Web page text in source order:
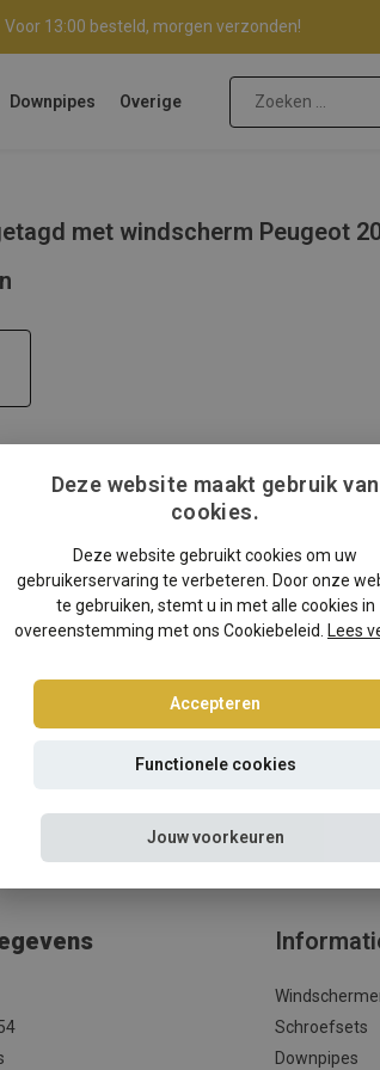
Voor 13:00 besteld, morgen verzonden!
Downpipes Overige
met windscherm Peugeot
Peugeot 205 CC windscherm
✔️ Gratis verzending ✔️ Morgen verzonden ✔️
Hottuni...
Lees meer
Schroefsets
Downpipes
Deze website maakt gebruik van
cookies.
Deze website gebruikt cookies om uw
gebruikerservaring te verbeteren. Door onze
te gebruiken, stemt u in met alle cookies in
overeenstemming met ons Cookiebeleid. Lees
Accepteren
Functionele cookies
Jouw voorkeuren